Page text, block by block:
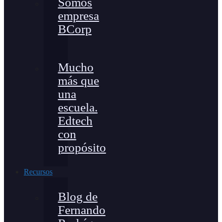
empresa
BCorp
Mucho
más que
una
escuela.
Edtech
con
propósito
Recursos
Blog de
Fernando